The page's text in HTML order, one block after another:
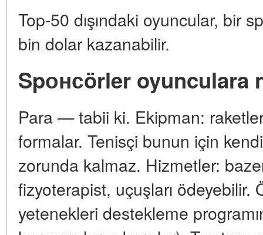
Top-50 dışındaki oyuncular, bir
bin dolar kazanabilir.
Spонсörler oyunculara
Para — tabii ki. Ekipman:
formalar. Tenisçi bunun için
zorunda kalmaz. Hizmetler:
fizyoterapist, uçuşları ödeyebilir.
yetenekleri destekleme